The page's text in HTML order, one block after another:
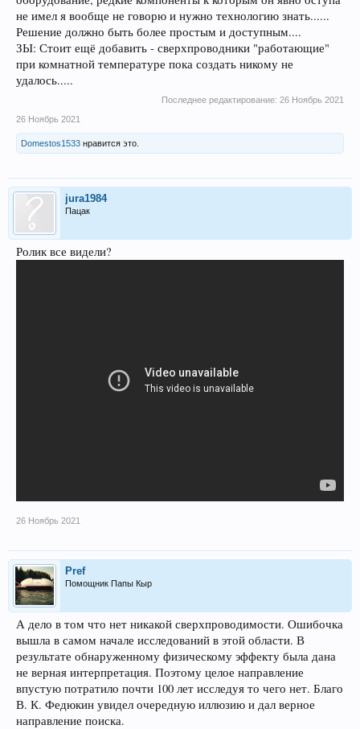
не имел я вообще не говорю и нужно технологию знать......
Решение должно быть более простым и доступным....
ЗЫ: Стоит ещё добавить - сверхпроводники "работающие"
при комнатной температуре пока создать никому не
удалось.....
Последнее редактирование: 26 Ноябрь 2021
26 Ноябрь 2021
Domestos1533 нравится это.
jura1984
Пацак
Ролик все видели?
26 Ноябрь 2021
Pref
Помощник Папы Кыр
А дело в том что нет никакой сверхпроводимости. Ошибочка
вышла в самом начале исследований в этой области. В
результате обнаруженному физическому эффекту была дана
не верная интерпретация. Поэтому целое направление
впустую потратило почти 100 лет исследуя то чего нет. Благо
В. К. Федюкин увидел очередную иллюзию и дал верное
направление поиска.